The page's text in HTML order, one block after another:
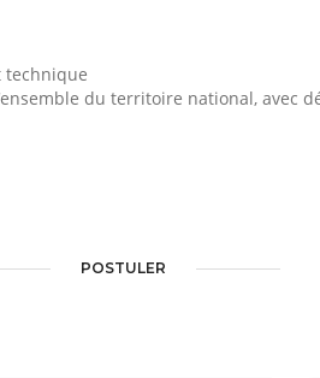
technique
du territoire national, avec
POSTULER